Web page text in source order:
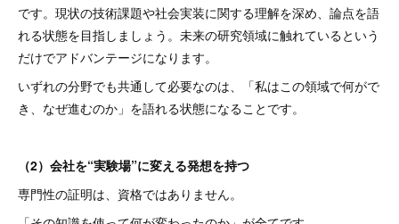
です。現状の技術課題や社会実装に関する理解を深め、論点を語
れる状態を目指しましょう。未来の研究領域に触れているという
だけでアドバンテージになります。
いずれの分野でも共通して必要なのは、「私はこの領域で何がで
き、なぜ進むのか」を語れる状態になることです。
（2）会社を“実験場”に変える発想を持つ
専門性の証明は、資格ではありません。